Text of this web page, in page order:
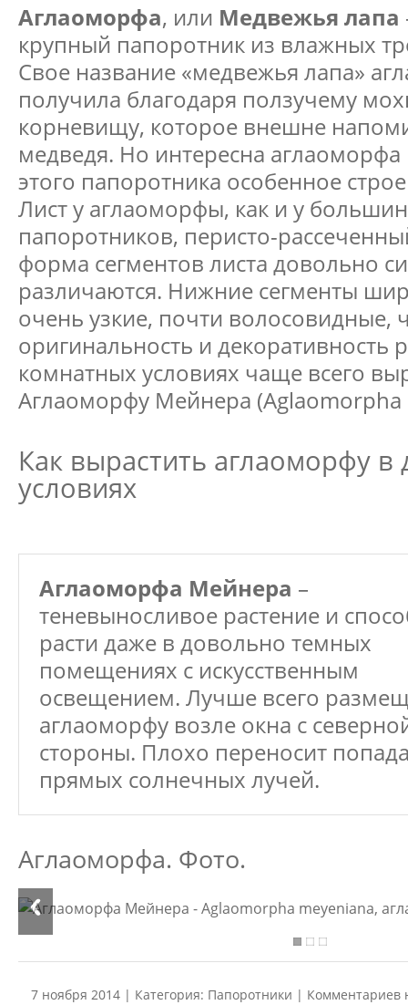
Аглаоморфа, или Медвежья лапа
крупный папоротник из влажных
Свое название «медвежья лапа»
получила благодаря ползучему
корневищу, которое внешне
медведя. Но интересна аглаоморфа
этого папоротника особенное
Лист у аглаоморфы, как и у
папоротников, перисто-
форма сегментов листа довольно
различаются. Нижние сегменты
очень узкие, почти волосовидные,
оригинальность и декоративность
комнатных условиях чаще всего
Аглаоморфу Мейнера (Aglaomorpha
Как вырастить аглаоморфу
условиях
Аглаоморфа Мейнера –
теневыносливое растение и
расти даже в довольно темных
помещениях с искусственным
освещением. Лучше всего
аглаоморфу возле окна с
стороны. Плохо переносит
прямых солнечных лучей.
Аглаоморфа. Фото.
7 ноября 2014 | Категория: Папоротники | Комментариев